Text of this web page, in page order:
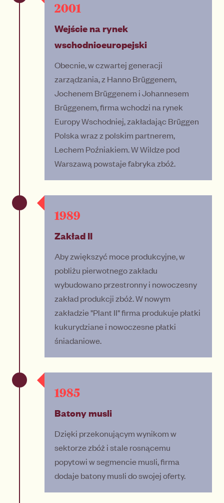
2001
Wejście na rynek
wschodnioeuropejski
Obecnie, w czwartej generacji
zarządzania, z Hanno Brüggenem,
Jochenem Brüggenem i Johannesem
Brüggenem, firma wchodzi na rynek
Europy Wschodniej, zakładając Brüggen
Polska wraz z polskim partnerem,
Lechem Poźniakiem. W Wildze pod
Warszawą powstaje fabryka zbóż.
1989
Zakład II
Aby zwiększyć moce produkcyjne, w
pobliżu pierwotnego zakładu
wybudowano przestronny i nowoczesny
zakład produkcji zbóż. W nowym
zakładzie "Plant II" firma produkuje płatki
kukurydziane i nowoczesne płatki
śniadaniowe.
1985
Batony musli
Dzięki przekonującym wynikom w
sektorze zbóż i stale rosnącemu
popytowi w segmencie musli, firma
dodaje batony musli do swojej oferty.